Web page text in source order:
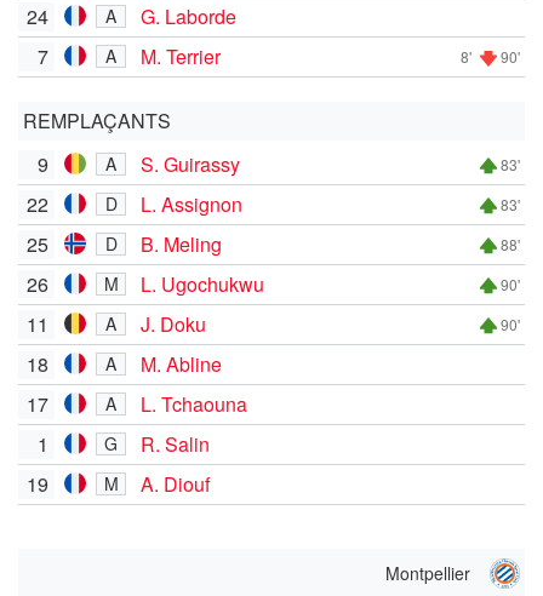
24 A
G. Laborde
7
A M. Terrier 8' 90'
REMPLAÇANTS
9
A S. Guirassy 83'
22 D L. Assignon 83'
25 D B. Meling 88'
26 M L. Ugochukwu 90'
11 A J. Doku 90'
18 A
M. Abline
17
A
L. Tchaouna
1
G
R. Salin
19
M A. Diouf
Montpellier